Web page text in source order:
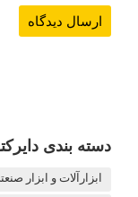
دسته بندی
ابزارآلات و ابزار